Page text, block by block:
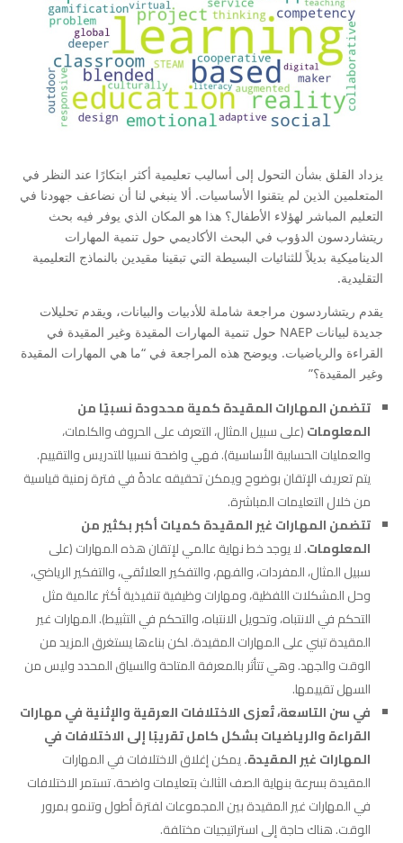
يزداد القلق بشأن التحول إلى أساليب تعليمية أكثر ابتكارًا عند النظر في
المتعلمين الذين لم يتقنوا الأساسيات. ألا ينبغي لنا أن نضاعف جهودنا في
التعليم المباشر لهؤلاء الأطفال؟ هذا هو المكان الذي يوفر فيه بحث
ريتشاردسون الدؤوب في البحث الأكاديمي حول تنمية المهارات
الديناميكية بديلاً للثنائيات البسيطة التي تبقينا مقيدين بالنماذج التعليمية
التقليدية.
يقدم ريتشاردسون مراجعة شاملة للأدبيات والبيانات، ويقدم تحليلات
جديدة لبيانات NAEP حول تنمية المهارات المقيدة وغير المقيدة في
القراءة والرياضيات. ويوضح هذه المراجعة في “ما هي المهارات المقيدة
وغير المقيدة؟”
تتضمن المهارات المقيدة كمية محدودة نسبيًا من
المعلومات(على سبيل المثال، التعرف على الحروف والكلمات،
والعمليات الحسابية الأساسية). فهي واضحة نسبيا للتدريس والتقييم.
يتم تعريف الإتقان بوضوح ويمكن تحقيقه عادةً في فترة زمنية قياسية
من خلال التعليمات المباشرة.
تتضمن المهارات غير المقيدة كميات أكبر بكثير من
المعلومات. لا يوجد خط نهاية عالمي لإتقان هذه المهارات (على
سبيل المثال، المفردات، والفهم، والتفكير العلائقي، والتفكير الرياضي،
وحل المشكلات اللفظية، ومهارات وظيفية تنفيذية أكثر عالمية مثل
التحكم في الانتباه، وتحويل الانتباه، والتحكم في التثبيط). المهارات غير
المقيدة تبني على المهارات المقيدة. لكن بناءها يستغرق المزيد من
الوقت والجهد. وهي تتأثر بالمعرفة المتاحة والسياق المحدد وليس من
السهل تقييمها.
في سن التاسعة، تُعزى الاختلافات العرقية والإثنية في مهارات
القراءة والرياضيات بشكل كامل تقريبًا إلى الاختلافات في
المهارات غير المقيدة.يمكن إغلاق الاختلافات في المهارات
المقيدة بسرعة بنهاية الصف الثالث بتعليمات واضحة. تستمر الاختلافات
في المهارات غير المقيدة بين المجموعات لفترة أطول وتنمو بمرور
الوقت. هناك حاجة إلى استراتيجيات مختلفة.